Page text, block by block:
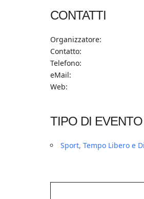
CONTATTI
Organizzatore:
Contatto:
Telefono:
eMail:
Web:
TIPO DI EVENTO
Sport, Tempo Libero e